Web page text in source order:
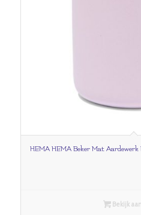
HEMA HEMA Beker Mat Aardewerk
Bekijk